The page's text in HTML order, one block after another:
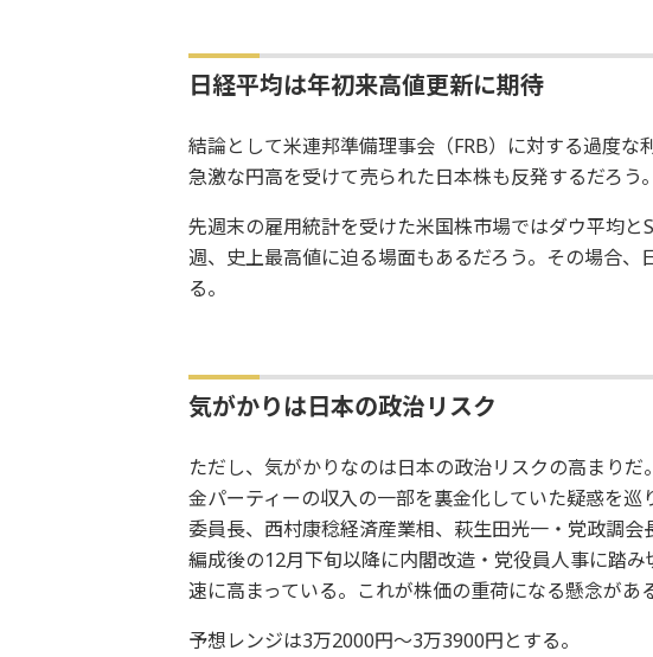
日経平均は年初来高値更新に期待
結論として米連邦準備理事会（FRB）に対する過度な
急激な円高を受けて売られた日本株も反発するだろう。
先週末の雇用統計を受けた米国株市場ではダウ平均
週、史上最高値に迫る場面もあるだろう。その場合
る。
気がかりは日本の政治リスク
ただし、気がかりなのは日本の政治リスクの高まり
金パーティーの収入の一部を裏金化していた疑惑を
委員長、西村康稔経済産業相、萩生田光一・党政調
編成後の12月下旬以降に内閣改造・党役員人事に踏
速に高まっている。これが株価の重荷になる懸念があ
予想レンジは3万2000円～3万3900円とする。